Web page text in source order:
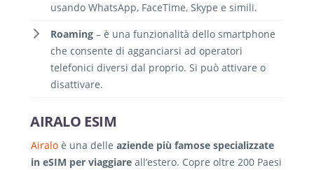
usando WhatsApp, FaceTime, Skype e simili.
Roaming – è una funzionalità dello smartphone
che consente di agganciarsi ad operatori
telefonici diversi dal proprio. Si può attivare o
disattivare.
AIRALO ESIM
Airalo è una delle aziende più famose specializzate
in eSIM per viaggiare all’estero. Copre oltre 200 Paesi